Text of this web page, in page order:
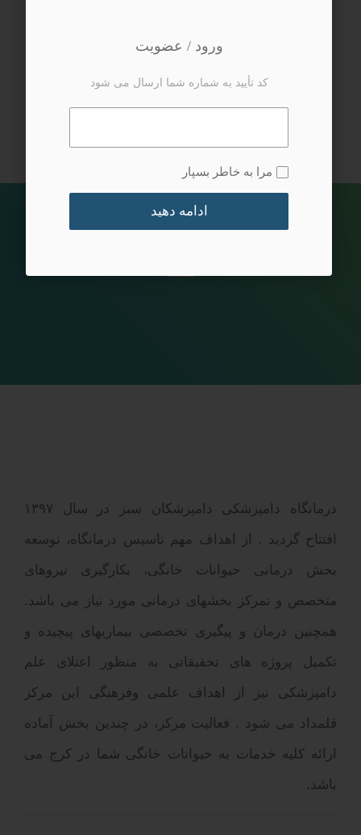
درمانگاه دامپزشکی دامپزشکان سبز در سال ۱۳۹۷
افتتاح گردید . از اهداف مهم تاسیس درمانگاه، توسعه
بخش درمانی حیوانات خانگی، بکارگیری نیروهای
متخصص و تمرکز بخشهای درمانی مورد نیاز می باشد.
همچنین درمان و پیگیری تخصصی بیماریهای پیچیده و
تکمیل پروژه های تحقیقاتی به منظور اعتلای علم
دامپزشکی نیز از اهداف علمی وفرهنگی این مرکز
قلمداد می شود . فعالیت مرکز، در چندین بخش آماده
ارائه کلیه خدمات به حیوانات خانگی شما در کرج می
باشد.
ورود / عضویت
کد تأیید به شماره شما ارسال می شود
مرا به خاطر بسپار
ادامه دهید